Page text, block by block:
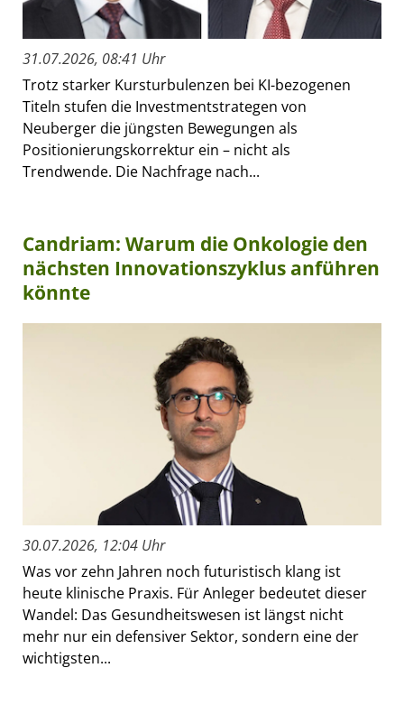
31.07.2026, 08:41 Uhr
Trotz starker Kursturbulenzen bei KI-bezogenen
Titeln stufen die Investmentstrategen von
Neuberger die jüngsten Bewegungen als
Positionierungskorrektur ein – nicht als
Trendwende. Die Nachfrage nach...
Candriam: Warum die Onkologie den
nächsten Innovationszyklus anführen
könnte
30.07.2026, 12:04 Uhr
Was vor zehn Jahren noch futuristisch klang ist
heute klinische Praxis. Für Anleger bedeutet dieser
Wandel: Das Gesundheitswesen ist längst nicht
mehr nur ein defensiver Sektor, sondern eine der
wichtigsten...